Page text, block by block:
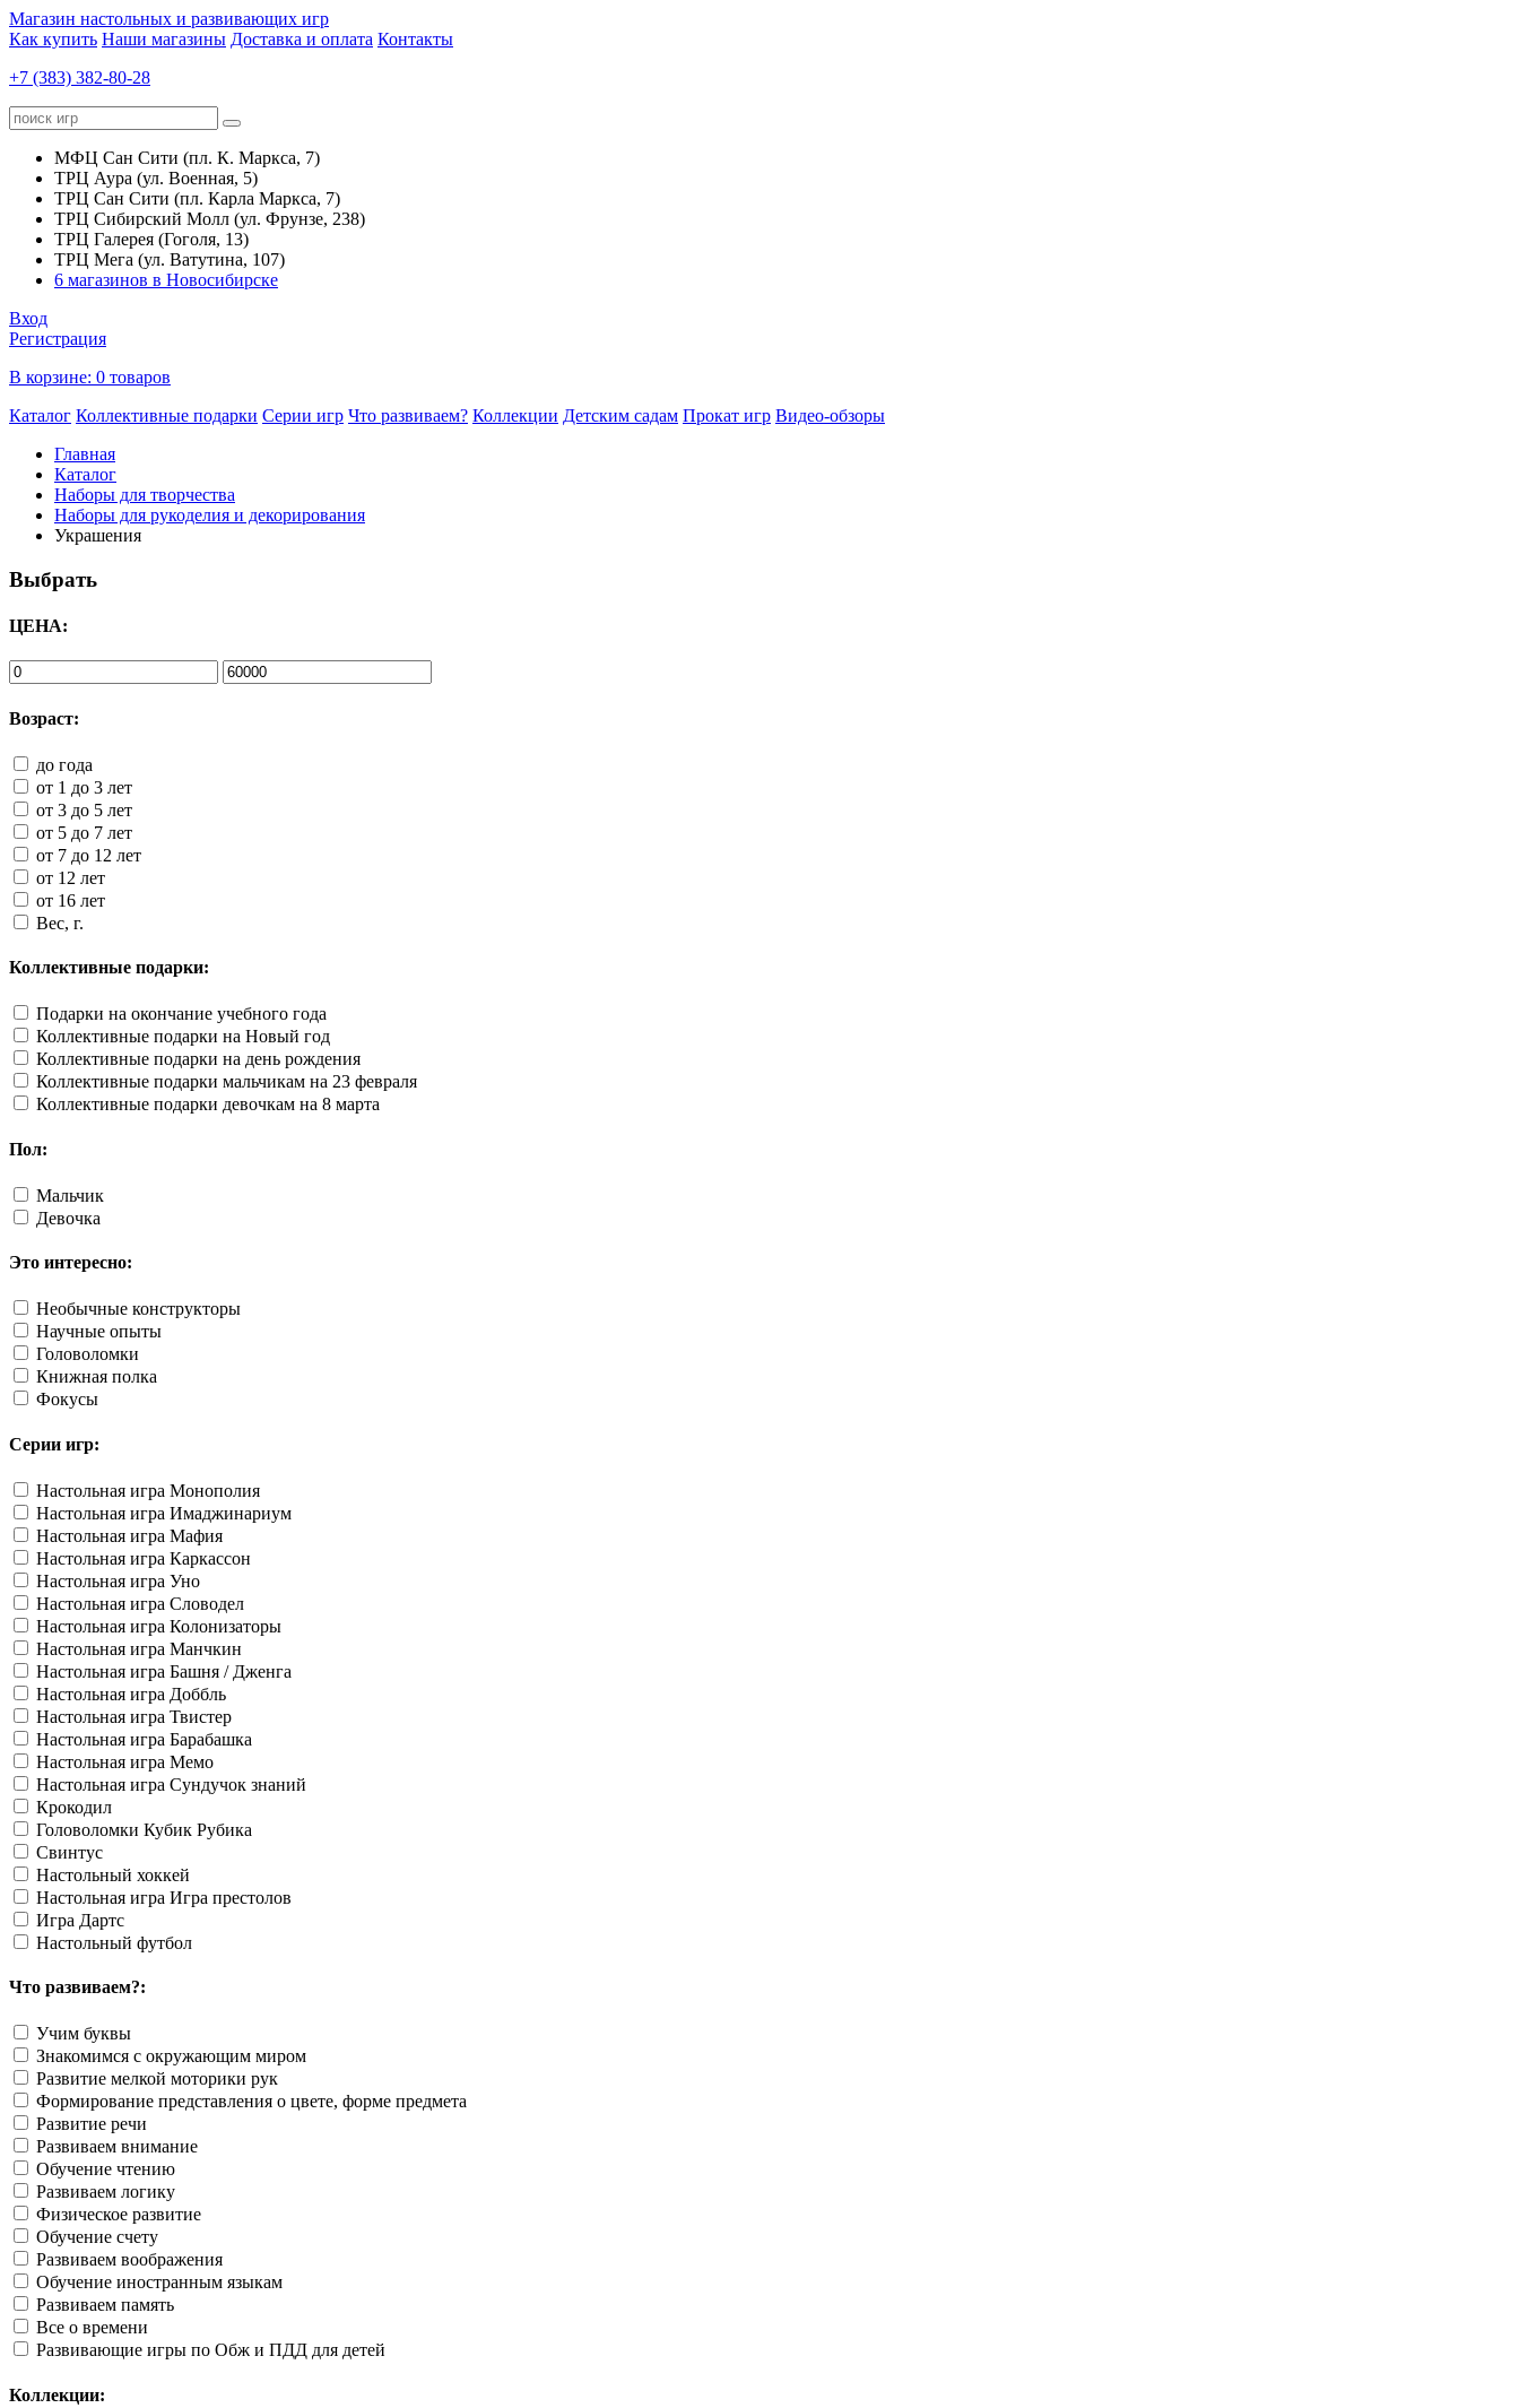
Магазин настольных и развивающих игр
Как купить Наши магазины Доставка и оплата Контакты
+7 (383) 382-80-28
МФЦ Сан Сити (пл. К. Маркса, 7)
ТРЦ Аура (ул. Военная, 5)
ТРЦ Сан Сити (пл. Карла Маркса, 7)
ТРЦ Сибирский Молл (ул. Фрунзе, 238)
ТРЦ Галерея (Гоголя, 13)
ТРЦ Мега (ул. Ватутина, 107)
6 магазинов в Новосибирске
Вход
Регистрация
В корзине: 0 товаров
Каталог Коллективные подарки Серии игр Что развиваем? Коллекции Детским садам Прокат игр Видео-обзоры
Главная
Каталог
Наборы для творчества
Наборы для рукоделия и декорирования
Украшения
Выбрать
ЦЕНА:
Возраст:
до года
от 1 до 3 лет
от 3 до 5 лет
от 5 до 7 лет
от 7 до 12 лет
от 12 лет
от 16 лет
Вес, г.
Коллективные подарки:
Подарки на окончание учебного года
Коллективные подарки на Новый год
Коллективные подарки на день рождения
Коллективные подарки мальчикам на 23 февраля
Коллективные подарки девочкам на 8 марта
Пол:
Мальчик
Девочка
Это интересно:
Необычные конструкторы
Научные опыты
Головоломки
Книжная полка
Фокусы
Серии игр:
Настольная игра Монополия
Настольная игра Имаджинариум
Настольная игра Мафия
Настольная игра Каркассон
Настольная игра Уно
Настольная игра Словодел
Настольная игра Колонизаторы
Настольная игра Манчкин
Настольная игра Башня / Дженга
Настольная игра Доббль
Настольная игра Твистер
Настольная игра Барабашка
Настольная игра Мемо
Настольная игра Сундучок знаний
Крокодил
Головоломки Кубик Рубика
Свинтус
Настольный хоккей
Настольная игра Игра престолов
Игра Дартс
Настольный футбол
Что развиваем?:
Учим буквы
Знакомимся с окружающим миром
Развитие мелкой моторики рук
Формирование представления о цвете, форме предмета
Развитие речи
Развиваем внимание
Обучение чтению
Развиваем логику
Физическое развитие
Обучение счету
Развиваем воображения
Обучение иностранным языкам
Развиваем память
Все о времени
Развивающие игры по Обж и ПДД для детей
Коллекции: